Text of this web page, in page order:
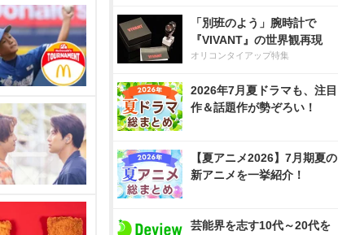
「別班のよう」腕時計で
『VIVANT』の世界観再現
オリコンタイアップ特集
2026年7月夏ドラマも、注目
作＆話題作が勢ぞろい！
【夏アニメ2026】7月期夏の
新アニメを一挙紹介！
芸能界を志す10代～20代を